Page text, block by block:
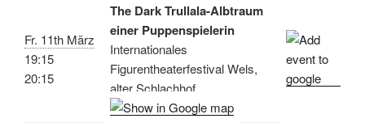
Fr. 11th März
19:15
20:15
The Dark Trullala-Albtraum
einer Puppenspielerin
Internationales
Figurentheaterfestival Wels,
alter Schlachhof